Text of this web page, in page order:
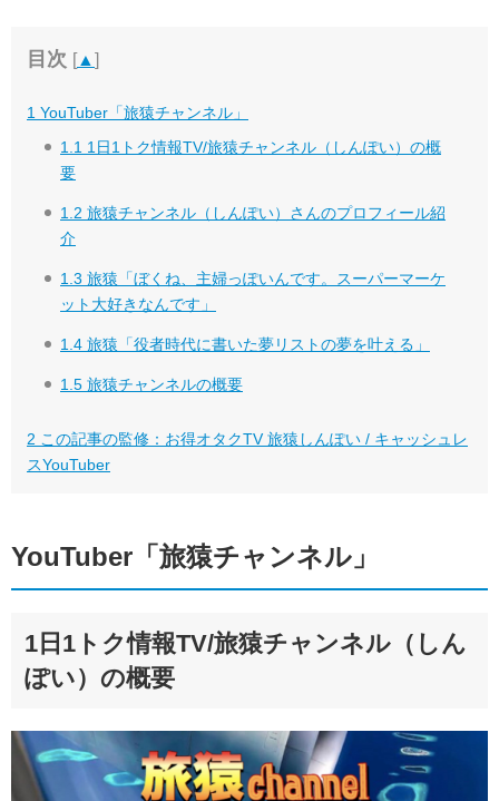
目次 [▲ ]
1 YouTuber「旅猿チャンネル」
1.1 1日1トク情報TV/旅猿チャンネル（しんぽい）の概
要
1.2 旅猿チャンネル（しんぽい）さんのプロフィール紹
介
1.3 旅猿「ぼくね、主婦っぽいんです。スーパーマーケ
ット大好きなんです」
1.4 旅猿「役者時代に書いた夢リストの夢を叶える」
1.5 旅猿チャンネルの概要
2 この記事の監修：お得オタクTV 旅猿しんぽい / キャッシュレ
スYouTuber
YouTuber「旅猿チャンネル」
1日1トク情報TV/旅猿チャンネル（しん
ぽい）の概要